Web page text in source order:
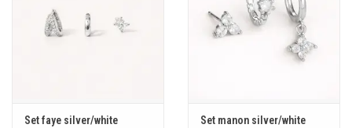
Set faye silver/white
Set manon silver/white